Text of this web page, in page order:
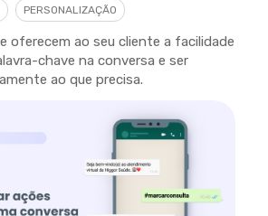
PERSONALIZAÇÃO
oferecem ao seu cliente a facilidade
chave na conversa e ser
ao que precisa.